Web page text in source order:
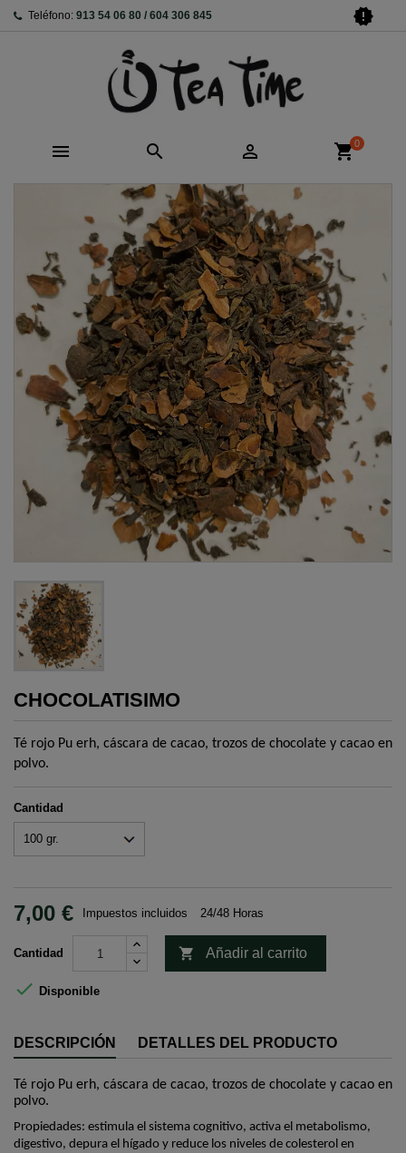
Teléfono: 913 54 06 80 / 604 306 845 new_releases
   shopping_cart0
CHOCOLATISIMO
Té rojo Pu erh, cáscara de cacao, trozos de chocolate y cacao en
polvo.
Cantidad
7,00 € Impuestos incluidos 24/48 Horas
Cantidad  Añadir al carrito
 Disponible
DESCRIPCIÓN DETALLES DEL PRODUCTO
Té rojo Pu erh, cáscara de cacao, trozos de chocolate y cacao en
polvo.
Propiedades: estimula el sistema cognitivo, activa el metabolismo,
digestivo, depura el hígado y reduce los niveles de colesterol en